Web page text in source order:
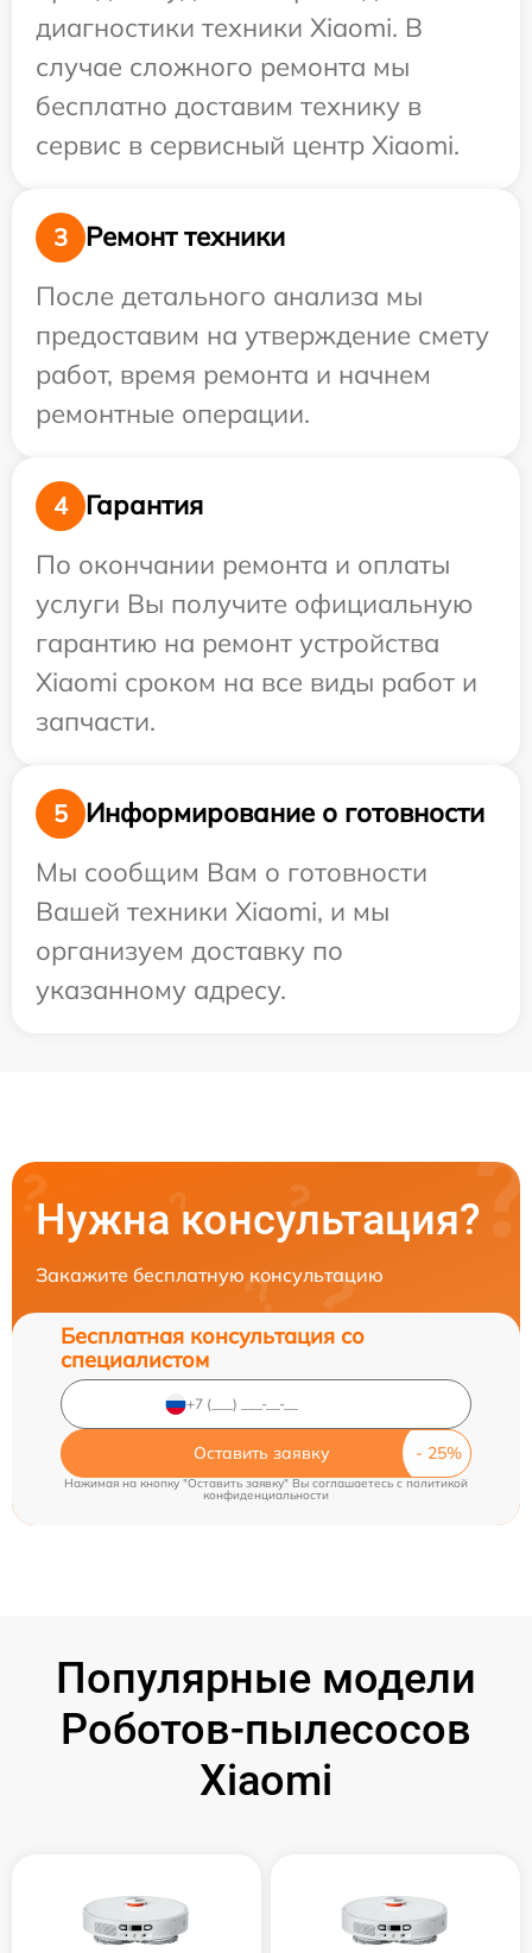
диагностики техники Xiaomi. В
случае сложного ремонта мы
бесплатно доставим технику в
сервис в сервисный центр Xiaomi.
3
Ремонт техники
После детального анализа мы
предоставим на утверждение смету
работ, время ремонта и начнем
ремонтные операции.
4
Гарантия
По окончании ремонта и оплаты
услуги Вы получите официальную
гарантию на ремонт устройства
Xiaomi сроком на все виды работ и
запчасти.
5
Информирование о готовности
Мы сообщим Вам о готовности
Вашей техники Xiaomi, и мы
организуем доставку по
указанному адресу.
Нужна консультация?
Закажите бесплатную консультацию
Бесплатная консультация со
специалистом
Оставить заявку
Нажимая на кнопку "Оставить заявку" Вы соглашаетесь cполитикой
конфиденциальности
Популярные модели
Роботов-пылесосов
Xiaomi